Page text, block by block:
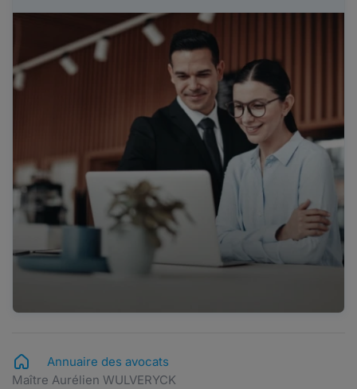
Annuaire des avocats
Maître Aurélien WULVERYCK